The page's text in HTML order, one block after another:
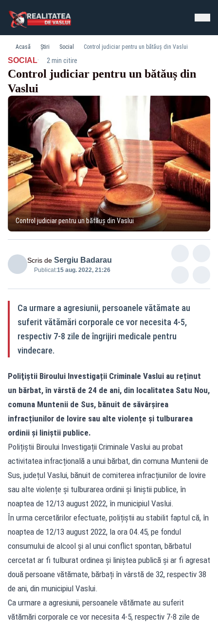
Acasă Știri Social Control judiciar pentru un bătăuș din Vaslui
SOCIAL· 2 min citire
Control judiciar pentru un bătăuș din
Vaslui
Control judiciar pentru un bătăuș din Vaslui
Scris de Sergiu Badarau
Publicat:15 aug. 2022, 21:26
Ca urmare a agresiunii, persoanele vătămate au
suferit vătămări corporale ce vor necesita 4-5,
respectiv 7-8 zile de îngrijiri medicale pentru
vindecare.
Poliţiştii Biroului Investigații Criminale Vaslui au reținut
un bărbat, în vârstă de 24 de ani, din localitatea Satu Nou,
comuna Muntenii de Sus, bănuit de săvârșirea
infracțiunilor de lovire sau alte violențe și tulburarea
ordinii și liniștii publice.
Polițiștii Biroului Investigații Criminale Vaslui au probat
activitatea infracțională a unui bărbat, din comuna Muntenii de
Sus, județul Vaslui, bănuit de comiterea infracțiunilor de lovire
sau alte violențe și tulburarea ordinii și liniștii publice, în
noaptea de 12/13 august 2022, în municipiul Vaslui.
În urma cercetărilor efectuate, polițiștii au stabilit faptul că, în
noaptea de 12/13 august 2022, la ora 04.45, pe fondul
consumului de alcool și al unui conflict spontan, bărbatul
cercetat ar fi tulburat ordinea și liniștea publică și ar fi agresat
două persoane vătămate, bărbați în vârstă de 32, respectiv 38
de ani, din municipiul Vaslui.
Ca urmare a agresiunii, persoanele vătămate au suferit
vătămări corporale ce vor necesita 4-5, respectiv 7-8 zile de